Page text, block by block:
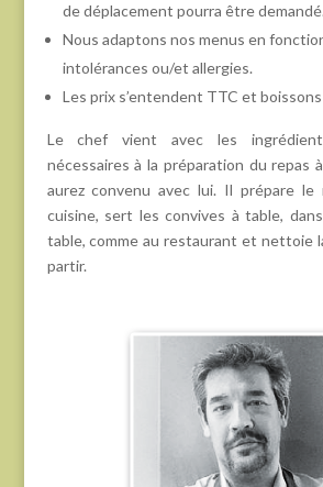
de déplacement pourra être demandé.
Nous adaptons nos menus en
intolérances ou/et allergies.
Les prix s’entendent TTC et
Le chef vient avec les
nécessaires à la préparation du repas
aurez convenu avec lui. Il prépare le
cuisine, sert les convives à table,
table, comme au restaurant et nettoie
partir.